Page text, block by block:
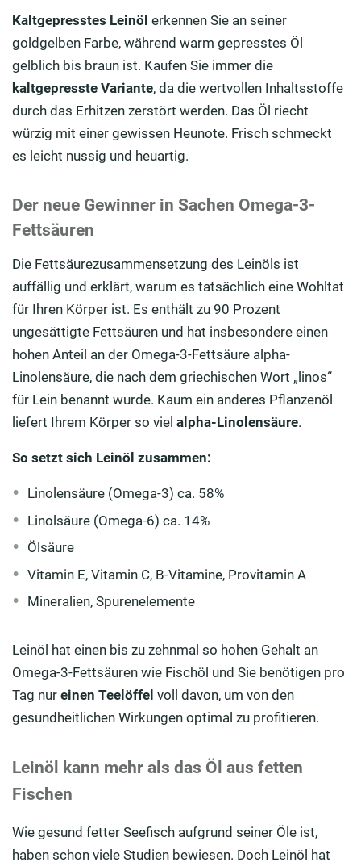
Kaltgepresstes Leinöl erkennen Sie an seiner
goldgelben Farbe, während warm gepresstes Öl
gelblich bis braun ist. Kaufen Sie immer die
kaltgepresste Variante, da die wertvollen Inhaltsstoffe
durch das Erhitzen zerstört werden. Das Öl riecht
würzig mit einer gewissen Heunote. Frisch schmeckt
es leicht nussig und heuartig.
Der neue Gewinner in Sachen Omega-3-
Fettsäuren
Die Fettsäurezusammensetzung des Leinöls ist
auffällig und erklärt, warum es tatsächlich eine Wohltat
für Ihren Körper ist. Es enthält zu 90 Prozent
ungesättigte Fettsäuren und hat insbesondere einen
hohen Anteil an der Omega-3-Fettsäure alpha-
Linolensäure, die nach dem griechischen Wort „linos“
für Lein benannt wurde. Kaum ein anderes Pflanzenöl
liefert Ihrem Körper so viel alpha-Linolensäure.
So setzt sich Leinöl zusammen:
Linolensäure (Omega-3) ca. 58%
Linolsäure (Omega-6) ca. 14%
Ölsäure
Vitamin E, Vitamin C, B-Vitamine, Provitamin A
Mineralien, Spurenelemente
Leinöl hat einen bis zu zehnmal so hohen Gehalt an
Omega-3-Fettsäuren wie Fischöl und Sie benötigen pro
Tag nur einen Teelöffel voll davon, um von den
gesundheitlichen Wirkungen optimal zu profitieren.
Leinöl kann mehr als das Öl aus fetten
Fischen
Wie gesund fetter Seefisch aufgrund seiner Öle ist,
haben schon viele Studien bewiesen. Doch Leinöl hat